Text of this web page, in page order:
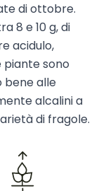
di ottobre.
8 e 10 g, di
acidulo,
piante sono
bene alle
alcalini a
di fragole.